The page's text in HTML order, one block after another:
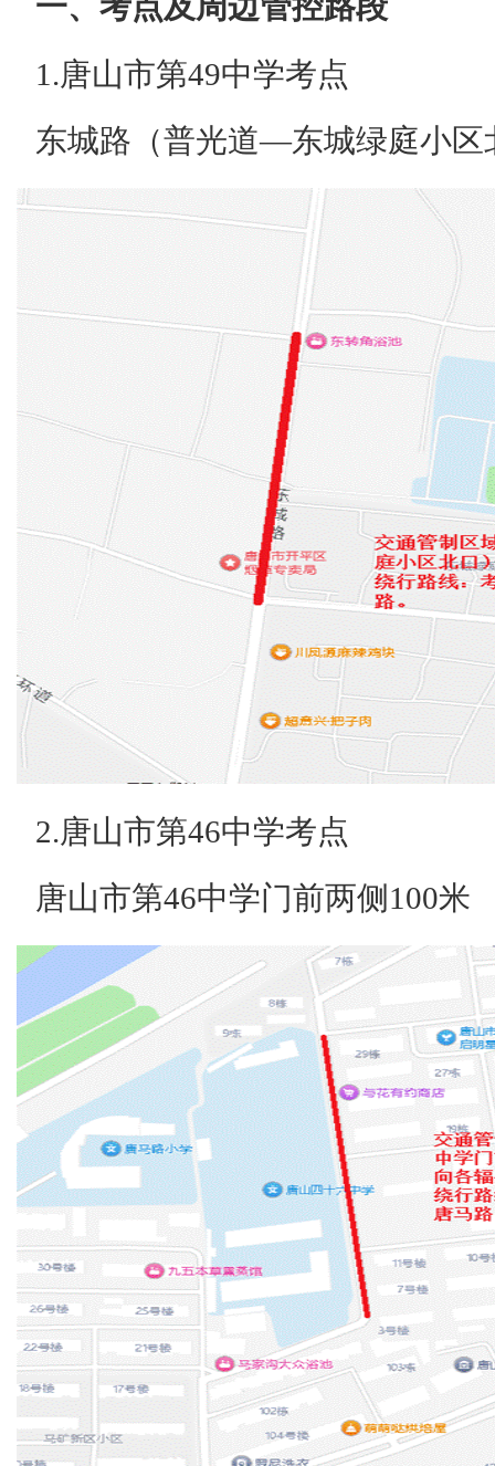
1.唐山市第49中学考点
东城路（普光道—东城绿庭小区
2.唐山市第46中学考点
唐山市第46中学门前两侧100米